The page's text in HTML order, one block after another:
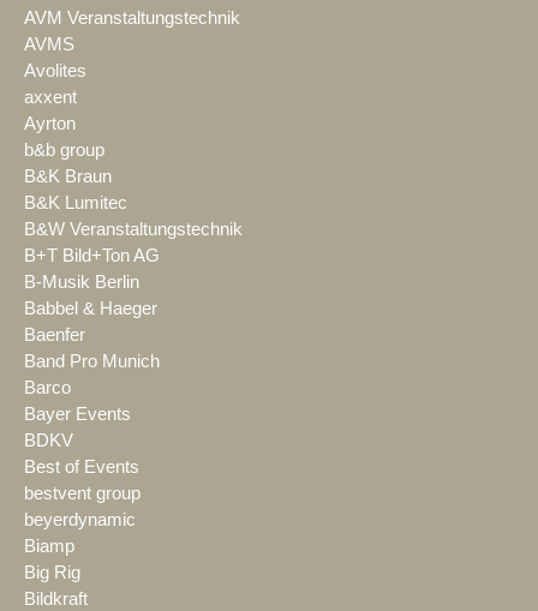
AVM Veranstaltungstechnik
AVMS
Avolites
axxent
Ayrton
b&b group
B&K Braun
B&K Lumitec
B&W Veranstaltungstechnik
B+T Bild+Ton AG
B-Musik Berlin
Babbel & Haeger
Baenfer
Band Pro Munich
Barco
Bayer Events
BDKV
Best of Events
bestvent group
beyerdynamic
Biamp
Big Rig
Bildkraft